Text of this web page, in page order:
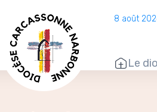
8 août
Le